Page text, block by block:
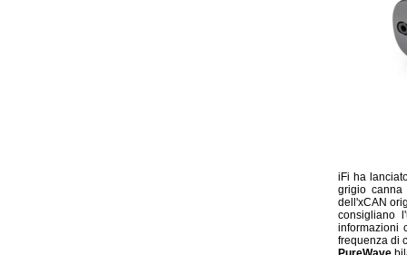
iFi ha
grigio
dell'xCAN
consigliano
informazioni
frequenza di